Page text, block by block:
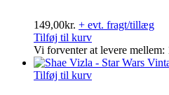
149,00kr. + evt. fragt/tillæg
Tilføj til kurv
Vi forventer at levere mellem:
Tilføj til kurv